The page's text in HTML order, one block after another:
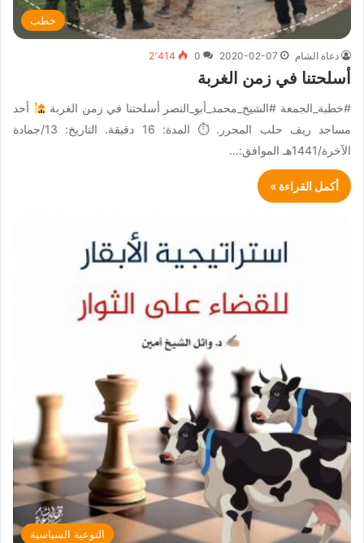
خطب
دعاة الشام 2020-02-07
0 2٬414
أسلحتنا في زمن الغربة
#خطبة_الجمعة #الشيخ_محمد_أبو_النصر أسلحتنا في زمن الغربة
أحد
مساجد ريف حلب المحرر. ⏱ المدة: 16 دقيقة. التاريخ: 13/جمادة
الآخرة/1441هـ الموافق:…
أكمل القراءة »
التوعية السياسية